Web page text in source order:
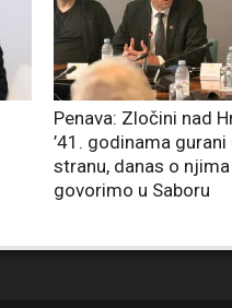
Penava: Zločini nad
’41. godinama gurani
stranu, danas o njima
govorimo u Saboru